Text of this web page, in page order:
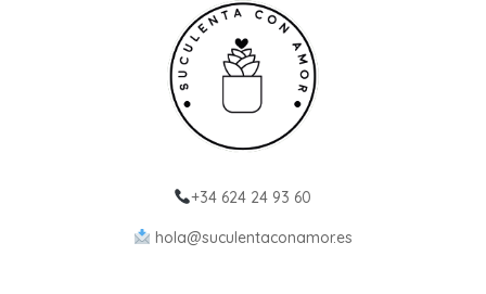
+34 624 24 93 60
hola@suculentaconamor.es